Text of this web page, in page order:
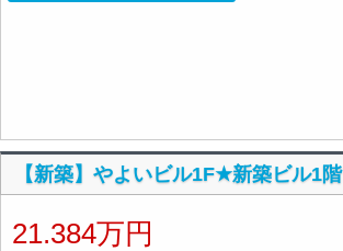
【新築】やよいビル1F★新築ビル1階
21.384万円